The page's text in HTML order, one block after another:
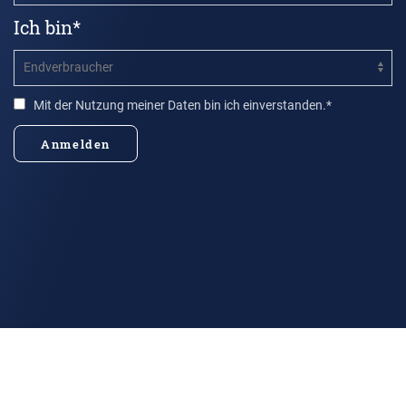
Ich bin*
Mit der Nutzung meiner Daten bin ich einverstanden.*
Anmelden